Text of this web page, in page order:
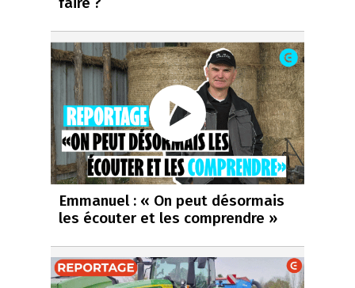
Emmanuel : « On peut désormais
les écouter et les comprendre »